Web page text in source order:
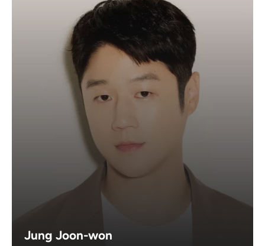
Jung Joon-won